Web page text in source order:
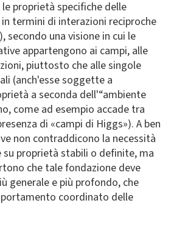
proprietà specifiche delle
termini di interazioni reciproche
secondo una visione in cui le
appartengono ai campi, alle
piuttosto che alle singole
(anch'esse soggette a
a seconda dell'“ambiente
come ad esempio accade tra
di «campi di Higgs»). A ben
non contraddicono la necessità
su proprietà stabili o definite, ma
che tale fondazione deve
generale e più profondo, che
coordinato delle